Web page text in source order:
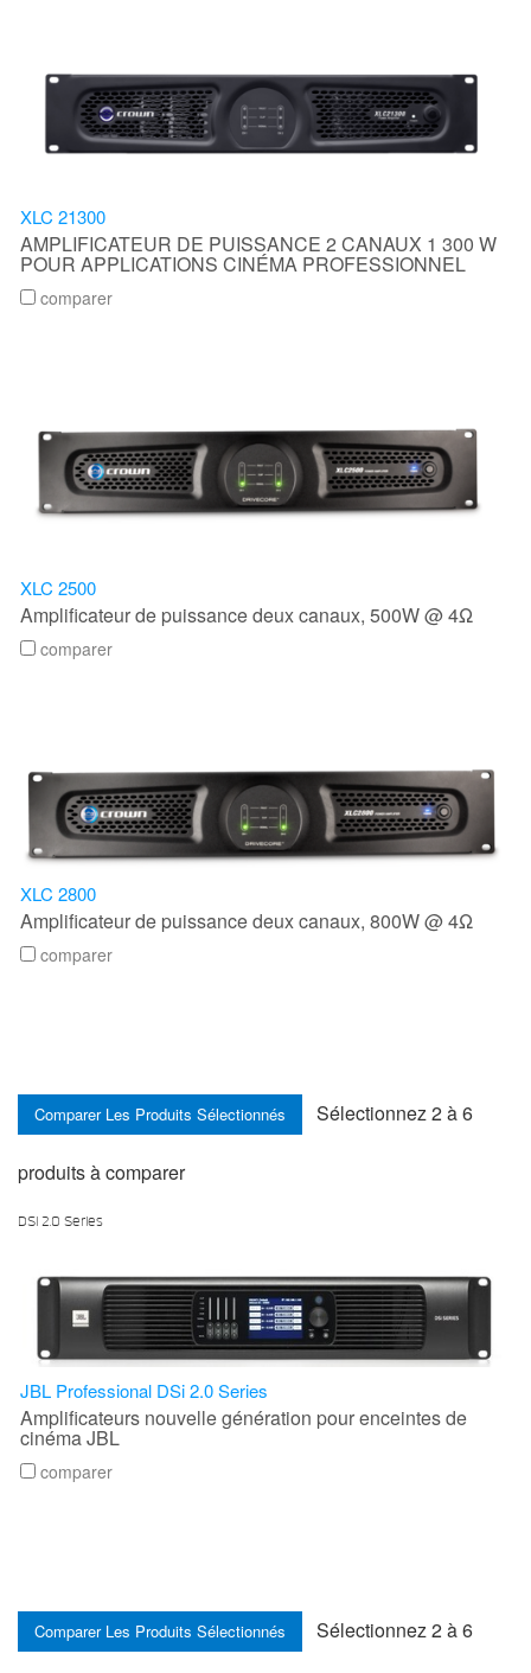
XLC 21300
AMPLIFICATEUR DE PUISSANCE 2 CANAUX 1 300 W
POUR APPLICATIONS CINÉMA PROFESSIONNEL
comparer
XLC 2500
Amplificateur de puissance deux canaux, 500W @ 4Ω
comparer
XLC 2800
Amplificateur de puissance deux canaux, 800W @ 4Ω
comparer
Sélectionnez 2 à 6
produits à comparer
DSi 2.0 Series
JBL Professional DSi 2.0 Series
Amplificateurs nouvelle génération pour enceintes de
cinéma JBL
comparer
Sélectionnez 2 à 6